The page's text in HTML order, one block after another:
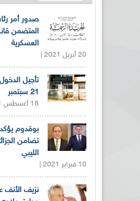
صدور أمر
المتضمن
العسكرية
20 أبريل 2021 |
تأجيل
21 سبتمبر
18 أغسطس 2021 |
بوقدوم يؤكد
تضامن
الليبي
10 فبراير 2021 |
نزيف الأنف